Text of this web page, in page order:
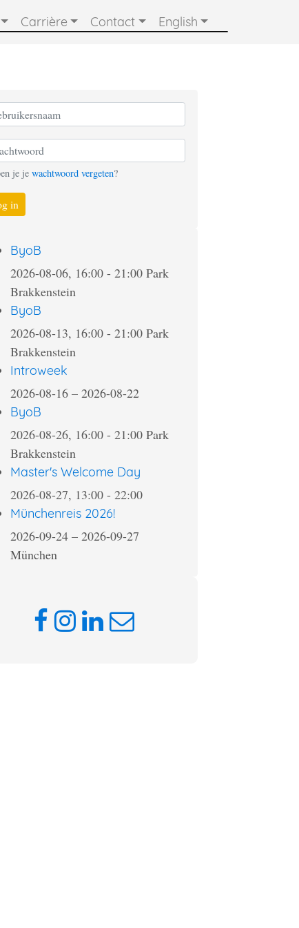
Carrière Contact English
je je wachtwoord vergeten?
in
ByoB
2026-08-06, 16:00 - 21:00 Park
Brakkenstein
ByoB
2026-08-13, 16:00 - 21:00 Park
Brakkenstein
Introweek
2026-08-16 – 2026-08-22
ByoB
2026-08-26, 16:00 - 21:00 Park
Brakkenstein
Master's Welcome Day
2026-08-27, 13:00 - 22:00
Münchenreis 2026!
2026-09-24 – 2026-09-27
München